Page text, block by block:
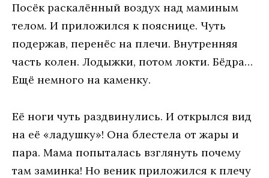
Посёк раскалённый воздух над маминым
телом. И приложился к пояснице. Чуть
подержав, перенёс на плечи. Внутренняя
часть колен. Лодыжки, потом локти. Бёдра…
Ещё немного на каменку.
Её ноги чуть раздвинулись. И открылся вид
на её «ладушку»! Она блестела от жары и
пара. Мама попыталась взглянуть почему
там заминка! Но веник приложился к плечу